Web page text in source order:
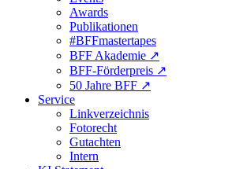
Awards
Publikationen
#BFFmastertapes
BFF Akademie ↗︎
BFF-Förderpreis ↗︎
50 Jahre BFF ↗︎
Service
Linkverzeichnis
Fotorecht
Gutachten
Intern